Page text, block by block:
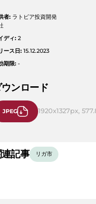
者: ラトビア投資開発
ディ: 2
ース日: 15.12.2023
期限: -
ンロード
JPEG 1920x1327px,
記事 リガ市